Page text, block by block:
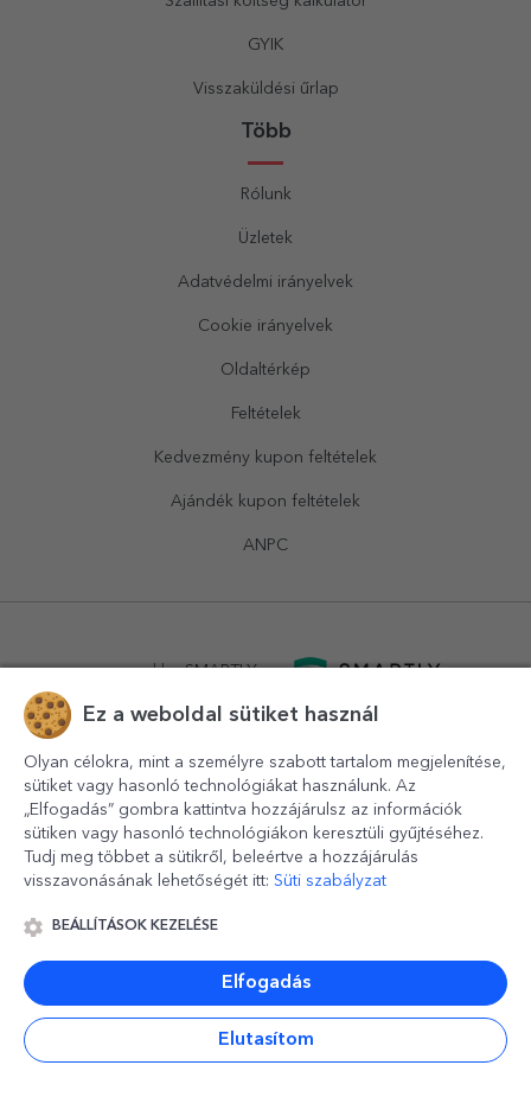
Gyors fizetés ezen keresztül
GYIK
Visszaküldési űrlap
Több
Rólunk
Üzletek
Adatvédelmi irányelvek
Cookie irányelvek
Oldaltérkép
Feltételek
Kedvezmény kupon feltételek
Ajándék kupon feltételek
ANPC
powered bySMARTLY.ro
© 2016-2026 StarGift
contact@stargift.hu
www.stargift.hu
Ez a weboldal sütiket használ
Olyan célokra, mint a személyre szabott tartalom megjelenítése,
sütiket vagy hasonló technológiákat használunk. Az
„Elfogadás” gombra kattintva hozzájárulsz az információk
sütiken vagy hasonló technológiákon keresztüli gyűjtéséhez.
Tudj meg többet a sütikről, beleértve a hozzájárulás
visszavonásának lehetőségét itt: Süti szabályzat
BEÁLLÍTÁSOK KEZELÉSE
Elfogadás
Elutasítom